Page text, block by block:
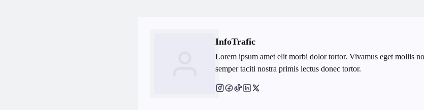
InfoTrafic
Lorem ipsum amet elit morbi dolor tortor. Vivamus eget mollis
semper taciti nostra primis lectus donec tortor.